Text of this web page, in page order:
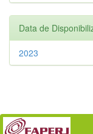
Data de
2023